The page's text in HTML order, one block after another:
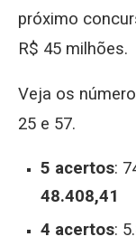
próximo
R$ 45 milhões.
Veja os
25 e 57.
5 acertos:
48.408,41
4 acertos: